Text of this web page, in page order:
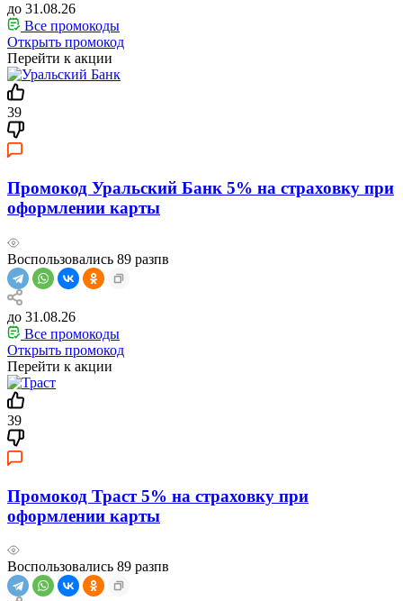
до 31.08.26
Все промокоды
Открыть промокод
Перейти к акции
39
Промокод Уральский Банк 5% на страховку при
оформлении карты
Воспользовались 89 разпв
до 31.08.26
Все промокоды
Открыть промокод
Перейти к акции
39
Промокод Траст 5% на страховку при
оформлении карты
Воспользовались 89 разпв